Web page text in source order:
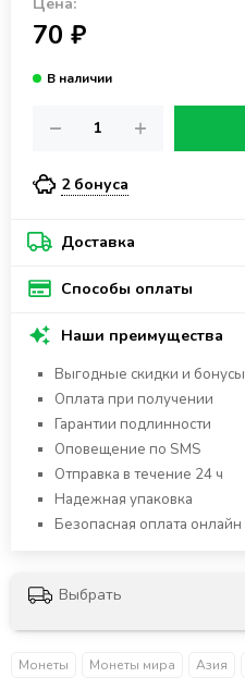
70 ₽
2 бонуса
Доставка
Способы оплаты
Наши преимущества
Выгодные скидки и бонусы
Оплата при получении
Гарантии подлинности
Оповещение по SMS
Отправка в течение 24 ч
Надежная упаковка
Безопасная оплата онлайн
Выбрать
Монеты Монеты мира Азия